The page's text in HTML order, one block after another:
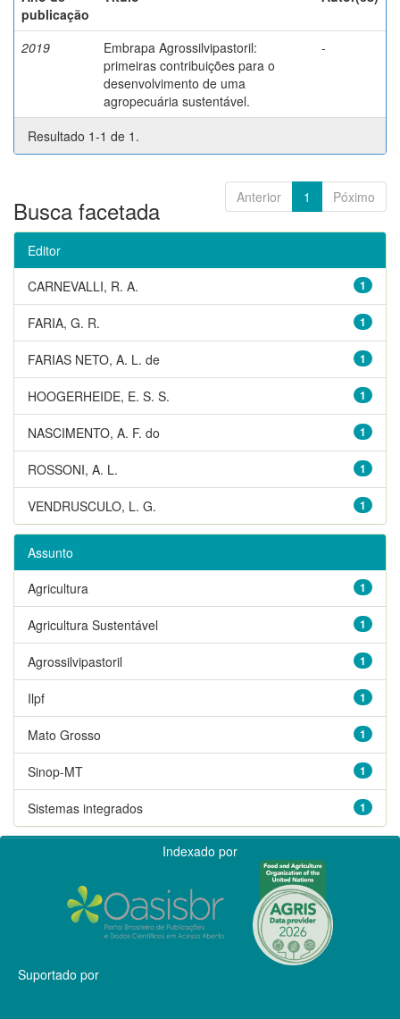
publicação
2019
Embrapa Agrossilvipastoril:
primeiras contribuições para o
desenvolvimento de uma
agropecuária sustentável.
-
Resultado 1-1 de 1.
Anterior 1 Póximo
Busca facetada
Editor
1
CARNEVALLI, R. A.
1
FARIA, G. R.
1
FARIAS NETO, A. L. de
1
HOOGERHEIDE, E. S. S.
1
NASCIMENTO, A. F. do
1
ROSSONI, A. L.
1
VENDRUSCULO, L. G.
Assunto
1
Agricultura
1
Agricultura Sustentável
1
Agrossilvipastoril
1
Ilpf
1
Mato Grosso
1
Sinop-MT
1
Sistemas integrados
Indexado por
Suportado por